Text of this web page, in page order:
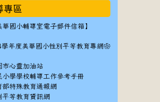
第
機款
專區
華國小輔導室電子郵件信箱】
學年度美華國小性別平等教育專網❀
市心靈加油站
小學學校輔導工作參考手冊
部特殊教育通報網
平等教育資訊網